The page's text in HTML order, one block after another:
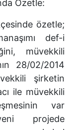
Özetle:
özetle;
def-i
müvekkili
28/02/2014
şirketin
ile müvekkili
var
projede